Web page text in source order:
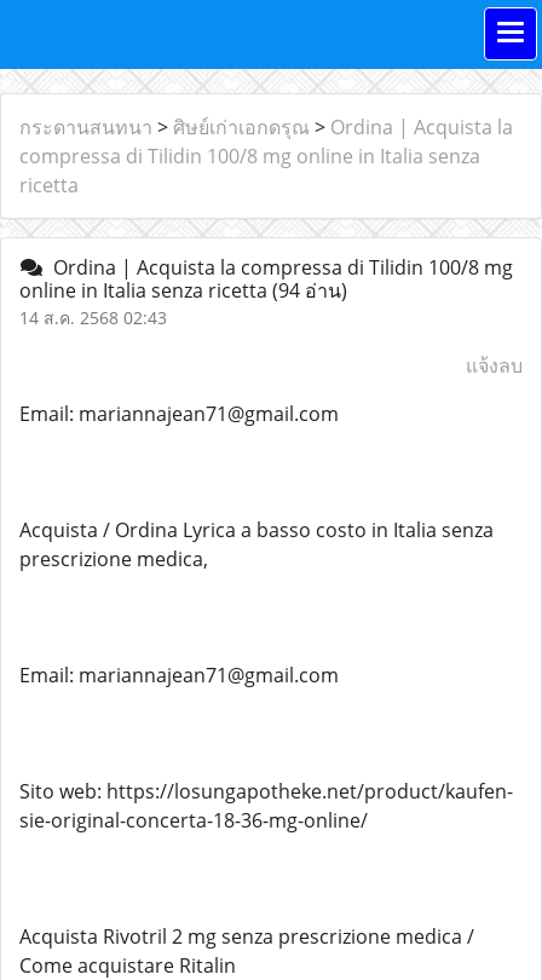
กระดานสนทนา > ศิษย์เก่าเอกดรุณ > Ordina | Acquista la
compressa di Tilidin 100/8 mg online in Italia senza
ricetta
Ordina | Acquista la compressa di Tilidin 100/8 mg
online in Italia senza ricetta (94 อ่าน)
14 ส.ค. 2568 02:43
แจ้งลบ
Email: mariannajean71@gmail.com
Acquista / Ordina Lyrica a basso costo in Italia senza
prescrizione medica,
Email: mariannajean71@gmail.com
Sito web: https://losungapotheke.net/product/kaufen-
sie-original-concerta-18-36-mg-online/
Acquista Rivotril 2 mg senza prescrizione medica /
Come acquistare Ritalin